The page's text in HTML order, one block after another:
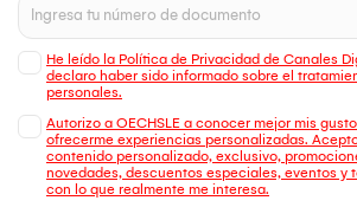
He leído la Política de Privacidad de Canales
declaro haber sido informado sobre el
personales.
Autorizo a OECHSLE a conocer mejor mis
ofrecerme experiencias personalizadas.
contenido personalizado, exclusivo,
novedades, descuentos especiales, eventos y
con lo que realmente me interesa.